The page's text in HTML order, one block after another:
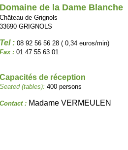
Domaine de la Dame Blanche
Château de Grignols
33690 GRIGNOLS
Tel : 08 92 56 56 28 ( 0,34 euros/min)
Fax : 01 47 55 63 01
Capacités de réception
Seated (tables): 400 persons
Contact : Madame VERMEULEN